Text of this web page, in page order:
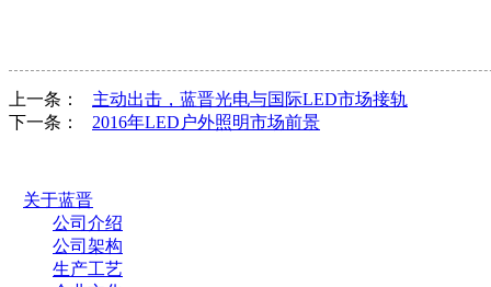
上一条： 主动出击，蓝晋光电与国际LED市场接轨
下一条： 2016年LED户外照明市场前景
关于蓝晋
公司介绍
公司架构
生产工艺